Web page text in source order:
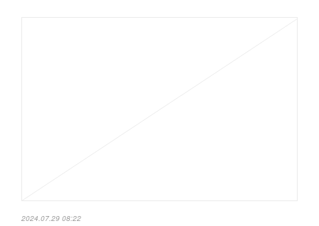
2024.07.29 08:22